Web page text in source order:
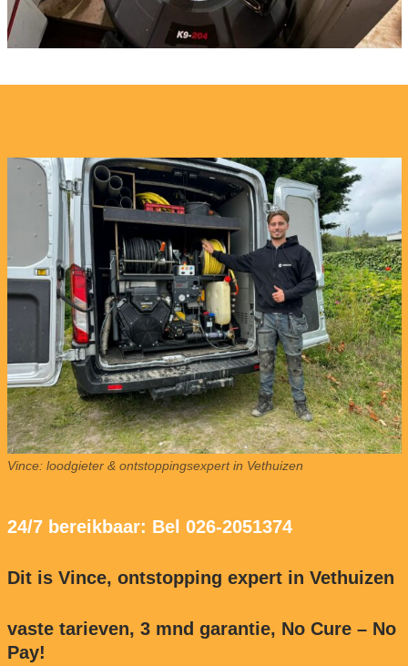
Vince: loodgieter & ontstoppingsexpert in Vethuizen
24/7 bereikbaar: Bel 026-2051374
Dit is Vince, ontstopping expert in Vethuizen
vaste tarieven, 3 mnd garantie, No Cure – No
Pay!